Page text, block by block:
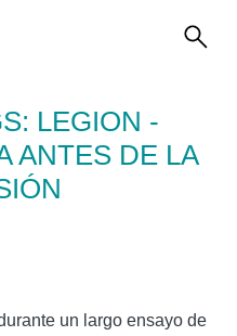
LEGION -
ANTES DE LA
un largo ensayo de